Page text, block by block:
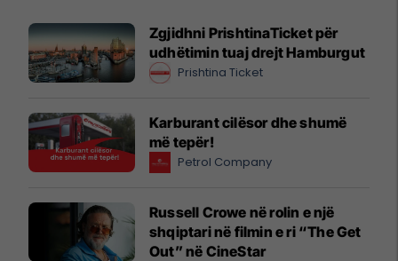
Zgjidhni PrishtinaTicket për
udhëtimin tuaj drejt Hamburgut
Prishtina Ticket
Karburant cilësor dhe shumë
më tepër!
Petrol Company
Russell Crowe në rolin e një
shqiptari në filmin e ri “The Get
Out” në CineStar